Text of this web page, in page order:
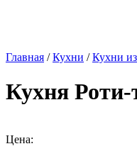
Главная /Кухни /Кухни
Кухня Роти-
Цена: